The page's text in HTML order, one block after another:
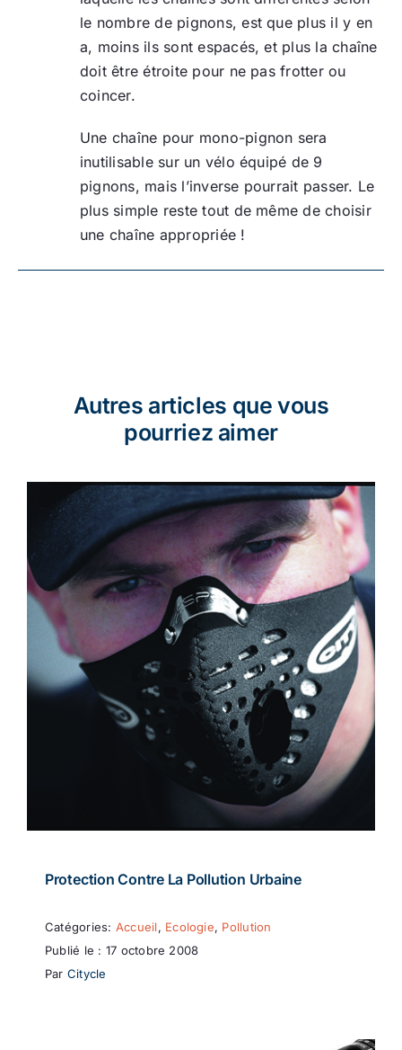
le nombre de pignons, est que plus il y en
a, moins ils sont espacés, et plus la chaîne
doit être étroite pour ne pas frotter ou
coincer.
Une chaîne pour mono-pignon sera
inutilisable sur un vélo équipé de 9
pignons, mais l’inverse pourrait passer. Le
plus simple reste tout de même de choisir
une chaîne appropriée !
Autres articles que vous
pourriez aimer
Protection Contre La Pollution Urbaine
Catégories: Accueil, Ecologie, Pollution
Publié le : 17 octobre 2008
Par Citycle